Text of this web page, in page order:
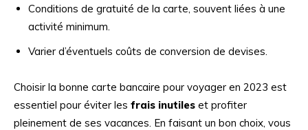
Conditions de gratuité de la carte, souvent liées à une
activité minimum.
Varier d’éventuels coûts de conversion de devises.
Choisir la bonne carte bancaire pour voyager en 2023 est
essentiel pour éviter les frais inutiles et profiter
pleinement de ses vacances. En faisant un bon choix, vous